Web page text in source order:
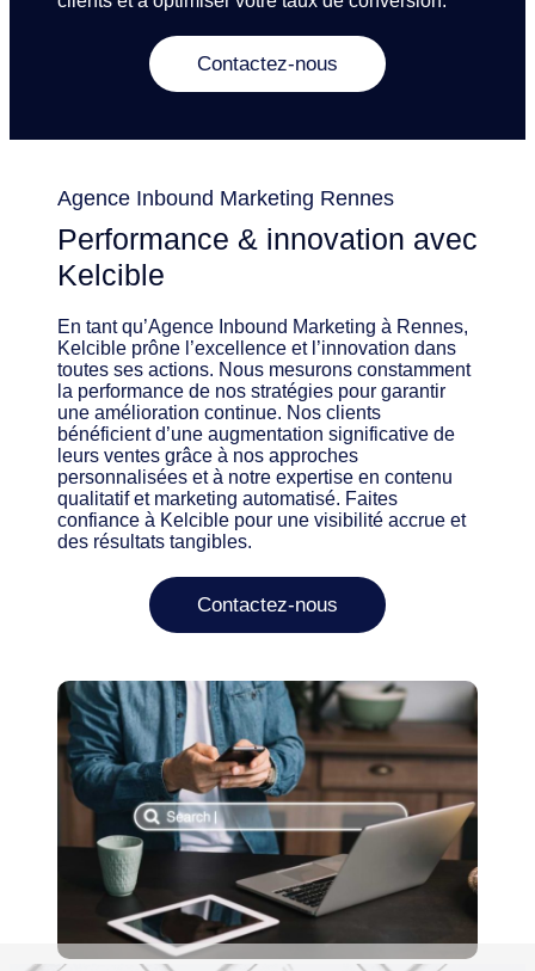
Contactez-nous
Agence Inbound Marketing Rennes
Performance & innovation avec
Kelcible
En tant qu’Agence Inbound Marketing à Rennes,
Kelcible prône l’excellence et l’innovation dans
toutes ses actions. Nous mesurons constamment
la performance de nos stratégies pour garantir
une amélioration continue. Nos clients
bénéficient d’une augmentation significative de
leurs ventes grâce à nos approches
personnalisées et à notre expertise en contenu
qualitatif et marketing automatisé. Faites
confiance à Kelcible pour une visibilité accrue et
des résultats tangibles.
Contactez-nous